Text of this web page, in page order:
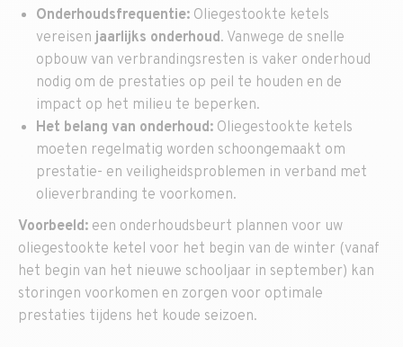
Onderhoudsfrequentie: Oliegestookte ketels
vereisenjaarlijks onderhoud. Vanwege de snelle
opbouw van verbrandingsresten is vaker onderhoud
nodig om de prestaties op peil te houden en de
impact op het milieu te beperken.
Het belang van onderhoud: Oliegestookte ketels
moeten regelmatig worden schoongemaakt om
prestatie- en veiligheidsproblemen in verband met
olieverbranding te voorkomen.
Voorbeeld: een onderhoudsbeurt plannen voor uw
oliegestookte ketel voor het begin van de winter (vanaf
het begin van het nieuwe schooljaar in september) kan
storingen voorkomen en zorgen voor optimale
prestaties tijdens het koude seizoen.